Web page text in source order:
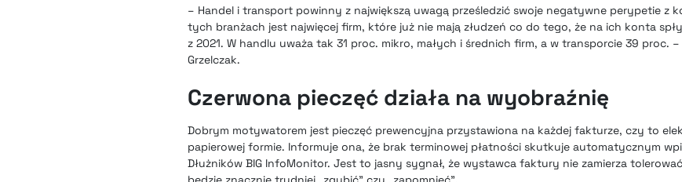
– Handel i transport powinny z największą uwagą prześledzić swoje negatywne perypetie z
tych branżach jest najwięcej firm, które już nie mają złudzeń co do tego, że na ich konta
z 2021. W handlu uważa tak 31 proc. mikro, małych i średnich firm, a w transporcie 39 proc. –
Grzelczak.
Czerwona pieczęć działa na wyobraźnię
Dobrym motywatorem jest pieczęć prewencyjna przystawiona na każdej fakturze, czy to
papierowej formie. Informuje ona, że brak terminowej płatności skutkuje automatycznym
Dłużników BIG InfoMonitor. Jest to jasny sygnał, że wystawca faktury nie zamierza